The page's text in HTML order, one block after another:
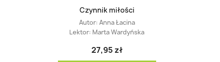
Czynnik miłości
Autor: Anna Łacina
Lektor: Marta Wardyńska
27,95 zł